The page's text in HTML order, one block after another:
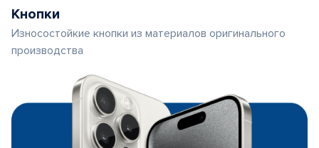
Кнопки
Износостойкие кнопки из материалов оригинального
производства